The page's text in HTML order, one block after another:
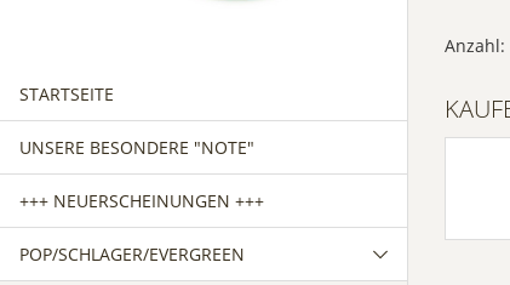
STARTSEITE
UNSERE BESONDERE "NOTE"
+++ NEUERSCHEINUNGEN +++
POP/SCHLAGER/EVERGREEN
Anzahl: